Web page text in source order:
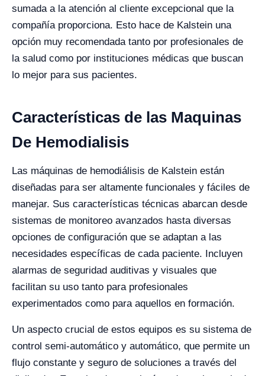
sumada a la atención al cliente excepcional que la
compañía proporciona. Esto hace de Kalstein una
opción muy recomendada tanto por profesionales de
la salud como por instituciones médicas que buscan
lo mejor para sus pacientes.
Características de las Maquinas
De Hemodialisis
Las máquinas de hemodiálisis de Kalstein están
diseñadas para ser altamente funcionales y fáciles de
manejar. Sus características técnicas abarcan desde
sistemas de monitoreo avanzados hasta diversas
opciones de configuración que se adaptan a las
necesidades específicas de cada paciente. Incluyen
alarmas de seguridad auditivas y visuales que
facilitan su uso tanto para profesionales
experimentados como para aquellos en formación.
Un aspecto crucial de estos equipos es su sistema de
control semi-automático y automático, que permite un
flujo constante y seguro de soluciones a través del